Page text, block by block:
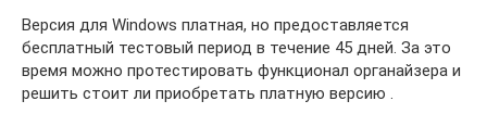
Версия для Windows платная, но предоставляется
бесплатный тестовый период в течение 45 дней. За это
время можно протестировать функционал органайзера и
решить стоит ли приобретать платную версию .